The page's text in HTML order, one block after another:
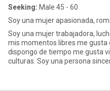
Seeking: Male 45 - 60
Soy una mujer apasionada,
Soy una mujer trabajadora,
mis momentos libres me gusta
dispongo de tiempo me gusta
culturas. Soy una persona